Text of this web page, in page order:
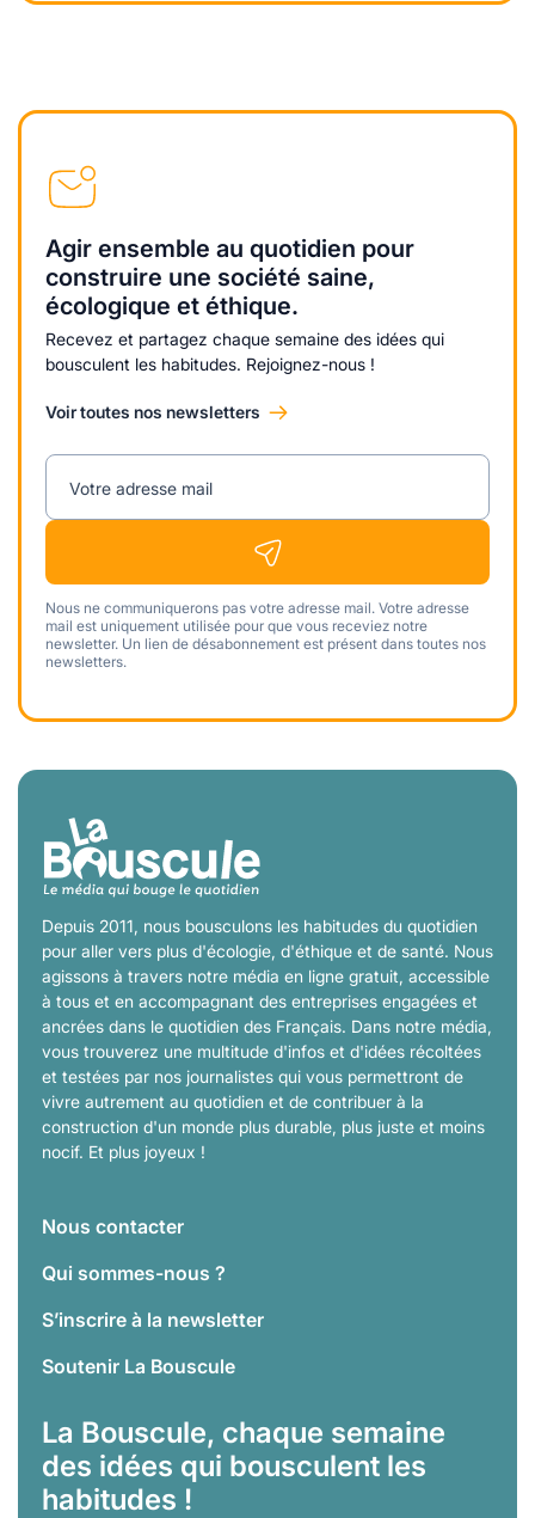
Agir ensemble au quotidien pour
construire une société saine,
écologique et éthique.
Recevez et partagez chaque semaine des idées qui
bousculent les habitudes. Rejoignez-nous !
Voir toutes nos newsletters
Votre adresse mail
Nous ne communiquerons pas votre adresse mail. Votre adresse
mail est uniquement utilisée pour que vous receviez notre
newsletter. Un lien de désabonnement est présent dans toutes nos
newsletters.
Depuis 2011, nous bousculons les habitudes du quotidien
pour aller vers plus d'écologie, d'éthique et de santé. Nous
agissons à travers notre média en ligne gratuit, accessible
à tous et en accompagnant des entreprises engagées et
ancrées dans le quotidien des Français. Dans notre média,
vous trouverez une multitude d'infos et d'idées récoltées
et testées par nos journalistes qui vous permettront de
vivre autrement au quotidien et de contribuer à la
construction d'un monde plus durable, plus juste et moins
nocif. Et plus joyeux !
Nous contacter
Qui sommes-nous ?
S’inscrire à la newsletter
Soutenir La Bouscule
La Bouscule, chaque semaine
des idées qui bousculent les
habitudes !